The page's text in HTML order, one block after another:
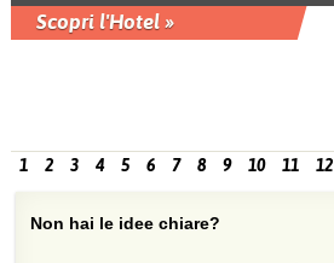
Scopri l'Hotel »
1 2 3 4 5 6 7 8 9 10 11 12
Non hai le idee chiare?